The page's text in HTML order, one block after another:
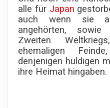
alle für Japan
auch wenn sie
angehörten,
Zweiten
ehemaligen
denjenigen huldigen
ihre Heimat hingaben.